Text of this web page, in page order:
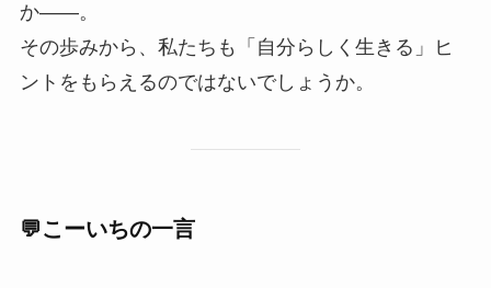
か——。
その歩みから、私たちも「自分らしく生きる」ヒ
ントをもらえるのではないでしょうか。
💬こーいちの一言